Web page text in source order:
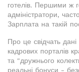
готелів. Першими ж
адміністратори,
Зарплата на такій
Про це свідчать
кадрових порталів
та "дружнього
реальні бонуси -